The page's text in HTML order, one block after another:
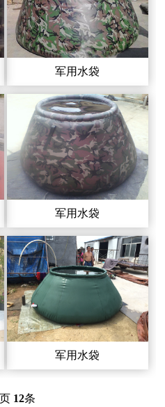
军用水袋
军用水袋
军用水袋
12条